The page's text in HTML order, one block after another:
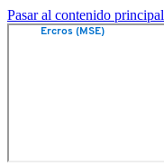
Pasar al contenido principal